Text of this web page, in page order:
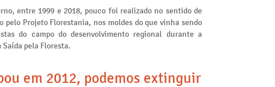
entre 1999 e 2018, pouco foi realizado no sentido de
pelo Projeto Florestania, nos moldes do que vinha sendo
do campo do desenvolvimento regional durante a
pela Floresta.
em 2012, podemos extinguir